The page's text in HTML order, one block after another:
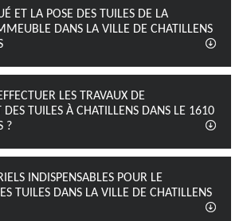
ET LA POSE DES TUILES DE LA
DANS LA VILLE DE CHATILLENS
LES TRAVAUX DE
TUILES À CHATILLENS DANS LE 1610
?
INDISPENSABLES POUR LE
TUILES DANS LA VILLE DE CHATILLENS